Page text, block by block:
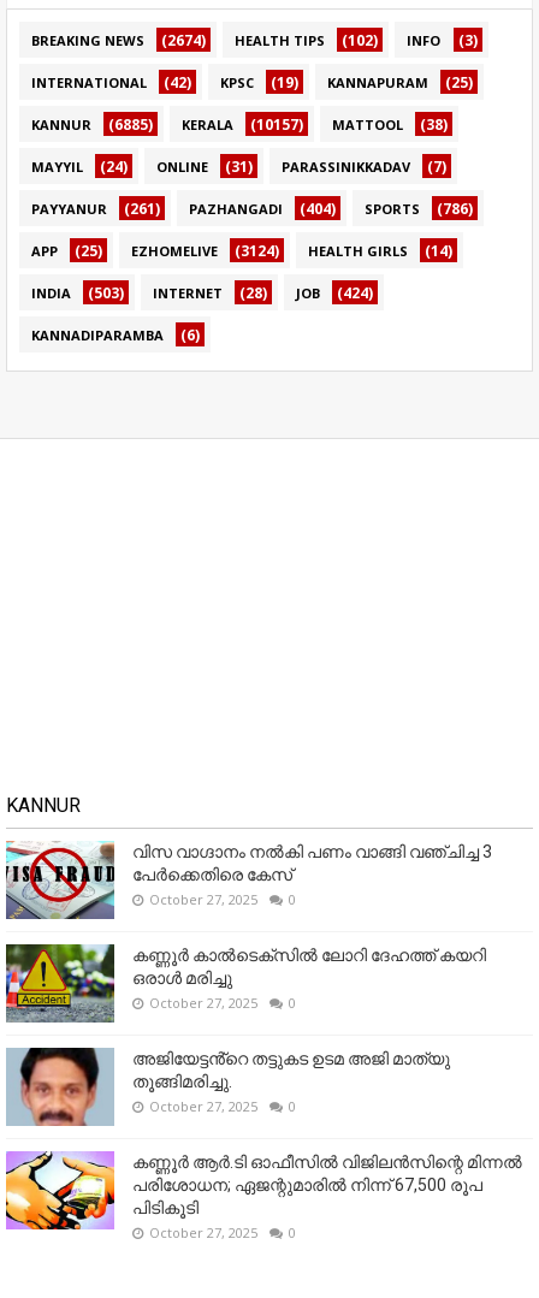
BREAKING NEWS (2674) HEALTH TIPS (102) INFO (3)
INTERNATIONAL (42) KPSC (19) KANNAPURAM (25)
KANNUR (6885) KERALA (10157) MATTOOL (38)
MAYYIL (24) ONLINE (31) PARASSINIKKADAV (7)
PAYYANUR (261) PAZHANGADI (404) SPORTS (786)
APP (25) EZHOMELIVE (3124) HEALTH GIRLS (14)
INDIA (503) INTERNET (28) JOB (424)
KANNADIPARAMBA (6)
KANNUR
വിസ വാഗ്ദാനം നൽകി പണം വാങ്ങി വഞ്ചിച്ച 3
പേർക്കെതിരെ കേസ്
October 27, 2025 0
കണ്ണൂര്‍ കാല്‍ടെക്‌സില്‍ ലോറി ദേഹത്ത് കയറി
ഒരാള്‍ മരിച്ചു
October 27, 2025 0
അജിയേട്ടൻ്റെ തട്ടുകട ഉടമ അജി മാത്യു
തൂങ്ങിമരിച്ചു.
October 27, 2025 0
കണ്ണൂര്‍ ആര്‍.ടി ഓഫീസില്‍ വിജിലൻസിന്റെ മിന്നല്‍
പരിശോധന; ഏജന്റുമാരില്‍ നിന്ന് 67,500 രൂപ
പിടികൂടി
October 27, 2025 0